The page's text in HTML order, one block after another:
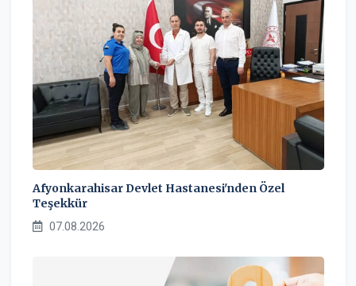
Afyonkarahisar Devlet Hastanesi'nden Özel
Teşekkür
07.08.2026